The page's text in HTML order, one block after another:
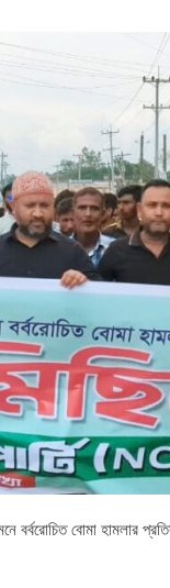
বর্বরোচিত বোমা হামলার